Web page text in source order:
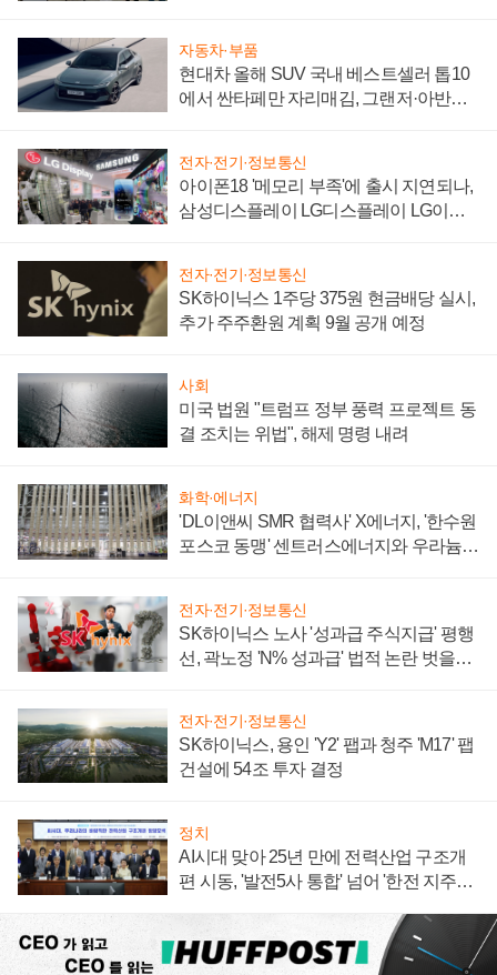
자동차·부품
현대차 올해 SUV 국내 베스트셀러 톱10
에서 싼타페만 자리매김, 그랜저·아반떼
전자·전기·정보통신
아이폰18 '메모리 부족'에 출시 지연되나,
삼성디스플레이 LG디스플레이 LG이노
전자·전기·정보통신
SK하이닉스 1주당 375원 현금배당 실시,
추가 주주환원 계획 9월 공개 예정
사회
미국 법원 "트럼프 정부 풍력 프로젝트 동
결 조치는 위법", 해제 명령 내려
화학·에너지
'DL이앤씨 SMR 협력사' X에너지, '한수원
포스코 동맹' 센트러스에너지와 우라늄
전자·전기·정보통신
SK하이닉스 노사 '성과급 주식지급' 평행
선, 곽노정 'N% 성과급' 법적 논란 벗을지
전자·전기·정보통신
SK하이닉스, 용인 'Y2' 팹과 청주 'M17' 팹
건설에 54조 투자 결정
정치
AI시대 맞아 25년 만에 전력산업 구조개
편 시동, '발전5사 통합' 넘어 '한전 지주사'